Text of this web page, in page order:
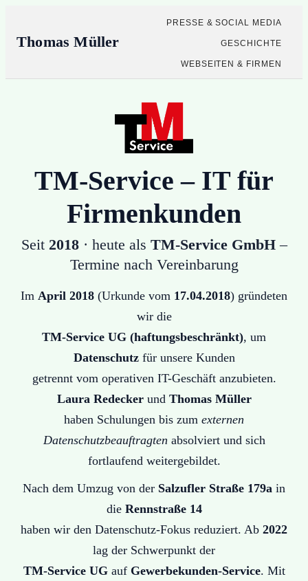
Thomas Müller
PRESSE & SOCIAL MEDIA
GESCHICHTE
WEBSEITEN & FIRMEN
TM-Service – IT für
Firmenkunden
Seit 2018· heute als TM-Service GmbH–
Termine nach Vereinbarung
Im April 2018 (Urkunde vom 17.04.2018) gründeten
wir die
TM-Service UG (haftungsbeschränkt), um
Datenschutzfür unsere Kunden
getrennt vom operativen IT-Geschäft anzubieten.
Laura Redeckerund Thomas Müller
haben Schulungen bis zum externen
Datenschutzbeauftragten absolviert und sich
fortlaufend weitergebildet.
Nach dem Umzug von der Salzufler Straße 179a in
die Rennstraße 14
haben wir den Datenschutz-Fokus reduziert. Ab 2022
lag der Schwerpunkt der
TM-Service UGauf Gewerbekunden-Service. Mit